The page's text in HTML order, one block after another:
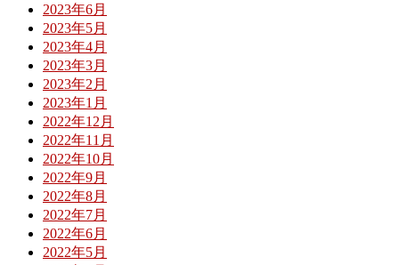
2023年6月
2023年5月
2023年4月
2023年3月
2023年2月
2023年1月
2022年12月
2022年11月
2022年10月
2022年9月
2022年8月
2022年7月
2022年6月
2022年5月